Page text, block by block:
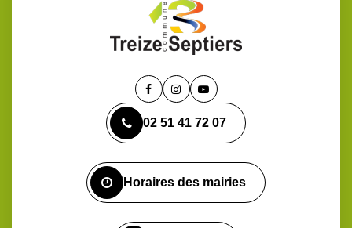
Lien
le
compte
Lien
le
compte
Lien
la
chaîne
02 51 41 72 07
Horaires des mairies